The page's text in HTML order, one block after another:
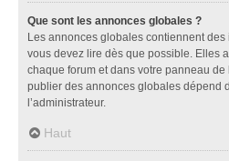
Que sont les annonces globales ?
Les annonces globales contiennent
vous devez lire dès que possible. Elles
chaque forum et dans votre panneau de
publier des annonces globales dépend
l’administrateur.
Haut